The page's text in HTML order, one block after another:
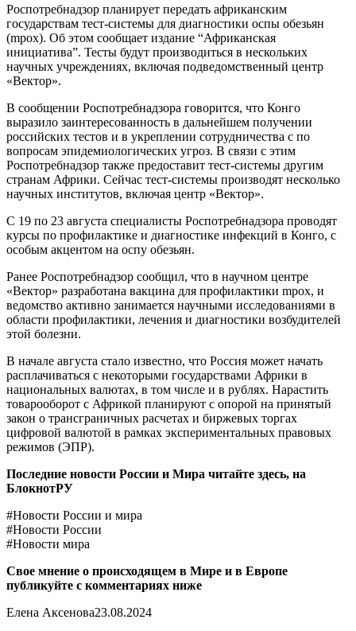
Роспотребнадзор планирует передать африканским
государствам тест-системы для диагностики оспы обезьян
(mpox). Об этом сообщает издание “Африканская
инициатива”. Тесты будут производиться в нескольких
научных учреждениях, включая подведомственный центр
«Вектор».
В сообщении Роспотребнадзора говорится, что Конго
выразило заинтересованность в дальнейшем получении
российских тестов и в укреплении сотрудничества с по
вопросам эпидемиологических угроз. В связи с этим
Роспотребнадзор также предоставит тест-системы другим
странам Африки. Сейчас тест-системы производят несколько
научных институтов, включая центр «Вектор».
С 19 по 23 августа специалисты Роспотребнадзора проводят
курсы по профилактике и диагностике инфекций в Конго, с
особым акцентом на оспу обезьян.
Ранее Роспотребнадзор сообщил, что в научном центре
«Вектор» разработана вакцина для профилактики mpox, и
ведомство активно занимается научными исследованиями в
области профилактики, лечения и диагностики возбудителей
этой болезни.
В начале августа стало известно, что Россия может начать
расплачиваться с некоторыми государствами Африки в
национальных валютах, в том числе и в рублях. Нарастить
товарооборот с Африкой планируют с опорой на принятый
закон о трансграничных расчетах и биржевых торгах
цифровой валютой в рамках экспериментальных правовых
режимов (ЭПР).
Последние новости России и Мира читайте здесь, на
БлокнотРУ
#Новости России и мира
#Новости России
#Новости мира
Свое мнение о происходящем в Мире и в Европе
публикуйте с комментариях ниже
Елена Аксенова23.08.2024